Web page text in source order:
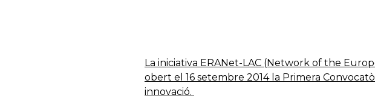
La iniciativa ERANet-LAC (Network of the
obert el 16 setembre 2014 la Primera
innovació.